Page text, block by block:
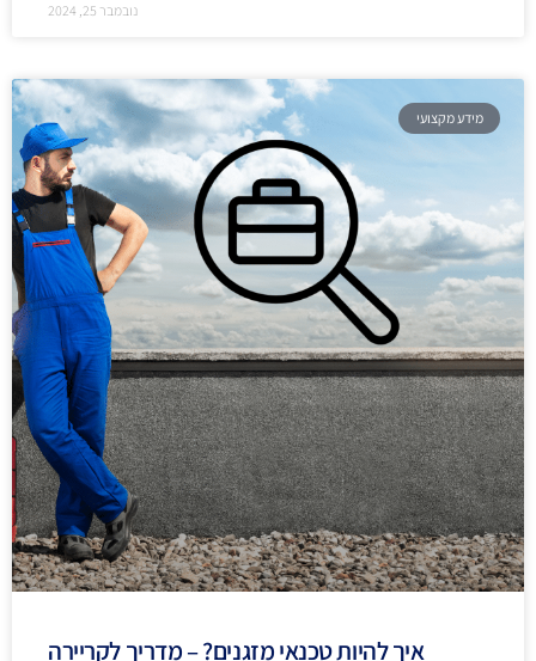
נובמבר 25, 2024
מידע מקצועי
איך להיות טכנאי מזגנים? – מדריך לקריירה